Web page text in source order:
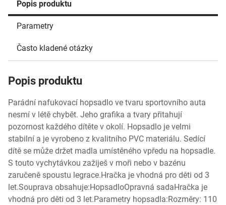
Popis produktu
Parametry
Často kladené otázky
Popis produktu
Parádní nafukovací hopsadlo ve tvaru sportovního auta
nesmí v létě chybět. Jeho grafika a tvary přitahují
pozornost každého dítěte v okolí. Hopsadlo je velmi
stabilní a je vyrobeno z kvalitního PVC materiálu. Sedící
dítě se může držet madla umístěného vpředu na hopsadle.
S touto vychytávkou zažiješ v moři nebo v bazénu
zaručeně spoustu legrace.Hračka je vhodná pro děti od 3
let.Souprava obsahuje:HopsadloOpravná sadaHračka je
vhodná pro děti od 3 let.Parametry hopsadla:Rozměry: 110